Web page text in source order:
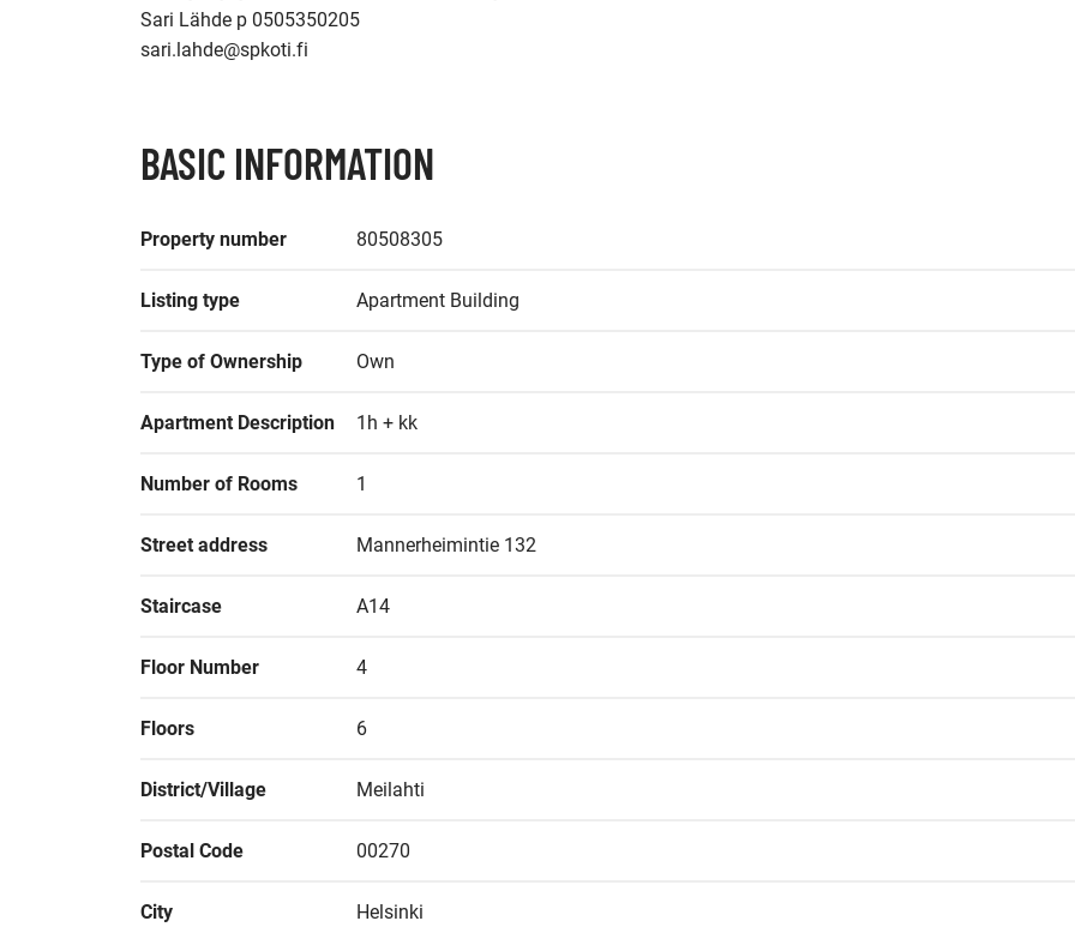
Sari Lähde p 0505350205
sari.lahde@spkoti.fi
BASIC INFORMATION
Property number 80508305
Listing type Apartment Building
Type of Ownership Own
Apartment Description 1h + kk
Number of Rooms 1
Street address Mannerheimintie 132
Staircase A14
Floor Number 4
Floors 6
District/Village Meilahti
Postal Code 00270
City Helsinki